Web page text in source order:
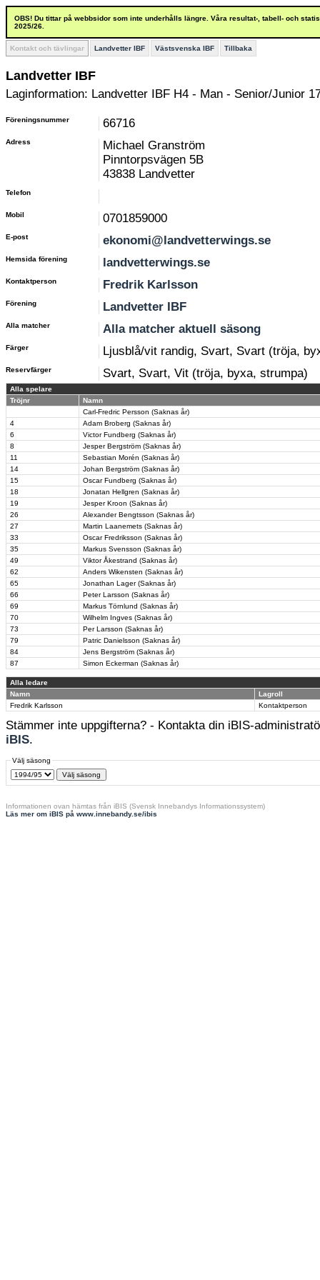
OBS! Du tittar på webbsidor som inte underhålls längre. Våra resultat-, tabell- och
2025/26.
Kontakt och tävlingar Landvetter IBF Västsvenska IBF Tillbaka
Landvetter IBF
Laginformation: Landvetter IBF H4 - Man - Senior/Junior
Föreningsnummer 66716
Adress
Michael Granström
Pinntorpsvägen 5B
43838 Landvetter
Telefon
Mobil 0701859000
E-post ekonomi@landvetterwings.se
Hemsida förening landvetterwings.se
Kontaktperson Fredrik Karlsson
Förening Landvetter IBF
Alla matcher Alla matcher aktuell säsong
Färger Ljusblå/vit randig, Svart, Svart (tröja,
Reservfärger Svart, Svart, Vit (tröja, byxa, strumpa)
Alla spelare
Tröjnr
Namn
Carl-Fredric Persson (Saknas år)
4
Adam Broberg (Saknas år)
6
Victor Fundberg (Saknas år)
8
Jesper Bergström (Saknas år)
11
Sebastian Morén (Saknas år)
14
Johan Bergström (Saknas år)
15
Oscar Fundberg (Saknas år)
18
Jonatan Hellgren (Saknas år)
19
Jesper Kroon (Saknas år)
26
Alexander Bengtsson (Saknas år)
27
Martin Laanemets (Saknas år)
33
Oscar Fredriksson (Saknas år)
35
Markus Svensson (Saknas år)
49
Viktor Åkestrand (Saknas år)
62
Anders Wikensten (Saknas år)
65
Jonathan Lager (Saknas år)
66
Peter Larsson (Saknas år)
69
Markus Törnlund (Saknas år)
70
Wilhelm Ingves (Saknas år)
73
Per Larsson (Saknas år)
79
Patric Danielsson (Saknas år)
84
Jens Bergström (Saknas år)
87
Simon Eckerman (Saknas år)
Alla ledare
Namn
Lagroll
Fredrik Karlsson
Kontaktperson
Stämmer inte uppgifterna? - Kontakta din iBIS-
iBIS.
Välj säsong
Informationen ovan hämtas från iBIS (Svensk Innebandys Informationssystem)
Läs mer om iBIS på www.innebandy.se/ibis